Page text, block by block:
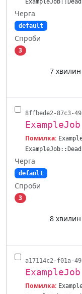
Черга
default
Спроби
3
7
8ffbede2-87c3-
ExampleJob
Помилка:
Черга
default
Спроби
3
8
a17114c2-f01a-
ExampleJob
Помилка: